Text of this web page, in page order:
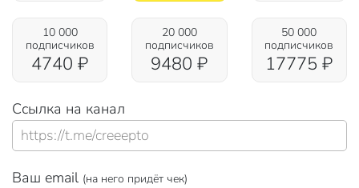
10 000
подписчиков
4740 ₽
20 000
подписчиков
9480 ₽
50 000
подписчиков
17775 ₽
Ссылка на канал
Ваш email (на него придёт чек)